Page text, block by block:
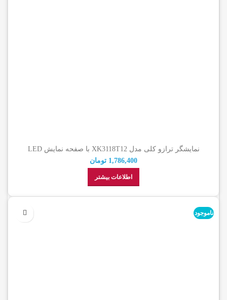
نمایشگر ترازو کلی مدل XK3118T12 با صفحه نمایش LED
1,786,400 تومان
اطلاعات بیشتر
ناموجود